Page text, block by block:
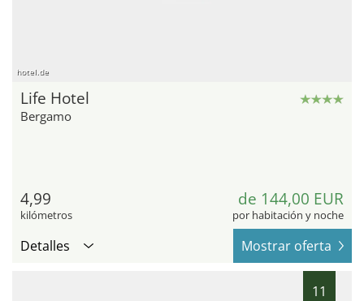
hotel.de
Life Hotel
Bergamo
4,99
kilómetros
de 144,00 EUR
por habitación y noche
Detalles Mostrar oferta
11